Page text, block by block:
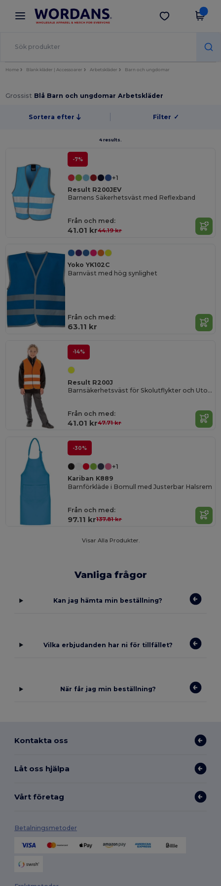
× Wordans-app
Bättre priser i appen!
Hämta app
Home Blank kläder | Accessoarer Arbetskläder Barn och ungdomar
Grossist Blå Barn och ungdomar Arbetskläder
Sortera efter Filter ✓
4 results.
-7%
+1
Result R200JEV
Barnens Säkerhetsväst med Reflexband
Från och med:
41.01 kr44.19 kr
Yoko YK102C
Barnväst med hög synlighet
Från och med:
63.11 kr
-14%
Result R200J
Barnsäkerhetsväst för Skolutflykter och Utomhusbruk
Från och med:
41.01 kr47.71 kr
-30%
+1
Kariban K889
Barnförkläde i Bomull med Justerbar Halsrem
Från och med:
97.11 kr137.81 kr
Visar Alla Produkter.
Vanliga frågor
Kan jag hämta min beställning?
Vilka erbjudanden har ni för tillfället?
När får jag min beställning?
Kontakta oss
Låt oss hjälpa
Vårt företag
Betalningsmetoder